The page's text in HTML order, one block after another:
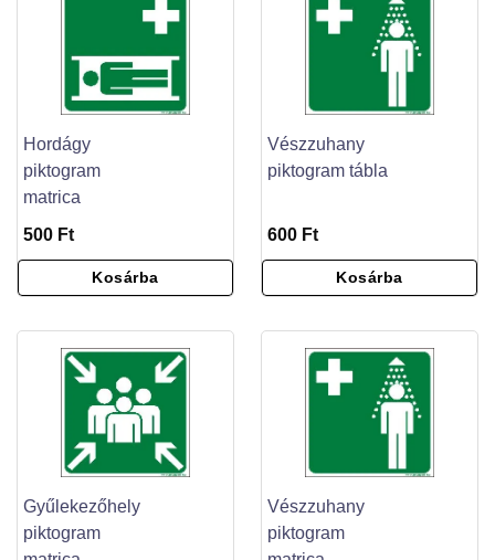
Hordágy
piktogram
matrica
500 Ft
Kosárba
Vészzuhany
piktogram tábla
600 Ft
Kosárba
Gyűlekezőhely
piktogram
Vészzuhany
piktogram